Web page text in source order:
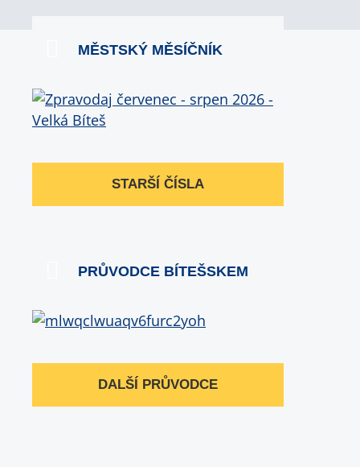
MĚSTSKÝ MĚSÍČNÍK
STARŠÍ ČÍSLA
PRŮVODCE BÍTEŠSKEM
DALŠÍ PRŮVODCE